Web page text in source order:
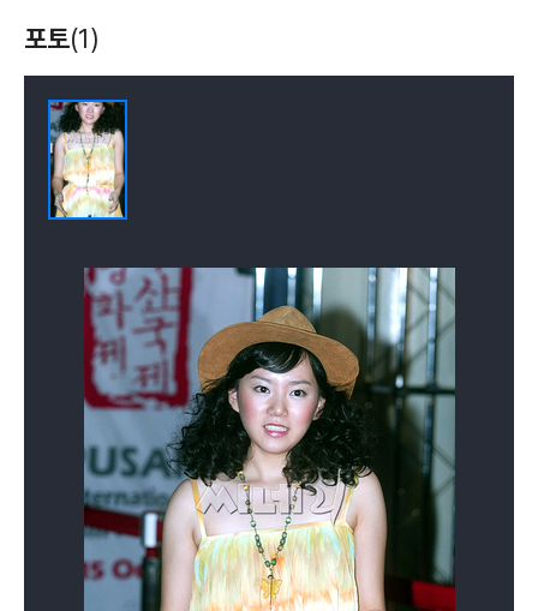
아이 엠 샘
사랑을 할꺼야
(2004)
배우(진파랑)
똑바로 살아라
(2002)
배우
포토(1)